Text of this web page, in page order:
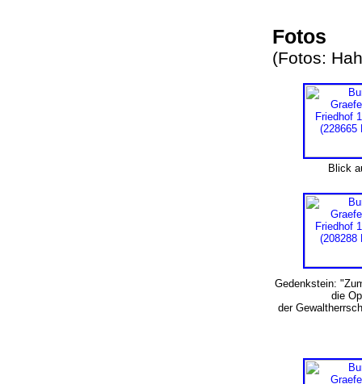
Fotos
(Fotos:
Blick
Gedenkstein:
die
der